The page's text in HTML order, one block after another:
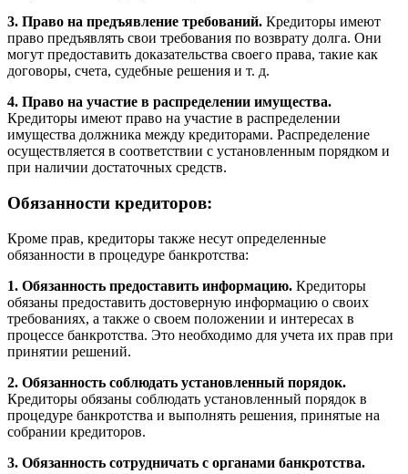
3. Право на предъявление требований. Кредиторы имеют
право предъявлять свои требования по возврату долга. Они
могут предоставить доказательства своего права, такие как
договоры, счета, судебные решения и т. д.
4. Право на участие в распределении имущества.
Кредиторы имеют право на участие в распределении
имущества должника между кредиторами. Распределение
осуществляется в соответствии с установленным порядком и
при наличии достаточных средств.
Обязанности кредиторов:
Кроме прав, кредиторы также несут определенные
обязанности в процедуре банкротства:
1. Обязанность предоставить информацию. Кредиторы
обязаны предоставить достоверную информацию о своих
требованиях, а также о своем положении и интересах в
процессе банкротства. Это необходимо для учета их прав при
принятии решений.
2. Обязанность соблюдать установленный порядок.
Кредиторы обязаны соблюдать установленный порядок в
процедуре банкротства и выполнять решения, принятые на
собрании кредиторов.
3. Обязанность сотрудничать с органами банкротства.